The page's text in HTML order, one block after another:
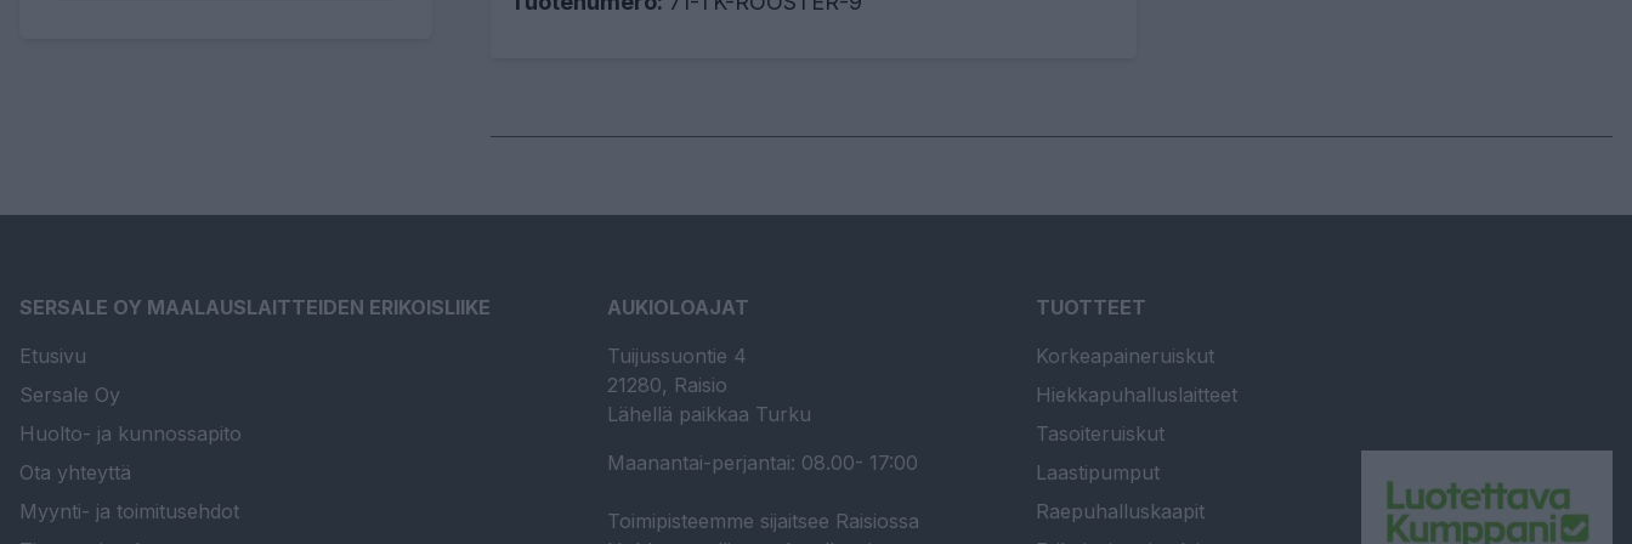
SERSALE OY MAALAUSLAITTEIDEN ERIKOISLIIKE
Etusivu
Sersale Oy
Huolto- ja kunnossapito
Ota yhteyttä
Myynti- ja toimitusehdot
AUKIOLOAJAT
Tuijussuontie 4
21280, Raisio
Lähellä paikkaa Turku
Maanantai-perjantai: 08.00- 17:00
Toimipisteemme sijaitsee Raisiossa
TUOTTEET
Korkeapaineruiskut
Hiekkapuhalluslaitteet
Tasoiteruiskut
Laastipumput
Raepuhalluskaapit